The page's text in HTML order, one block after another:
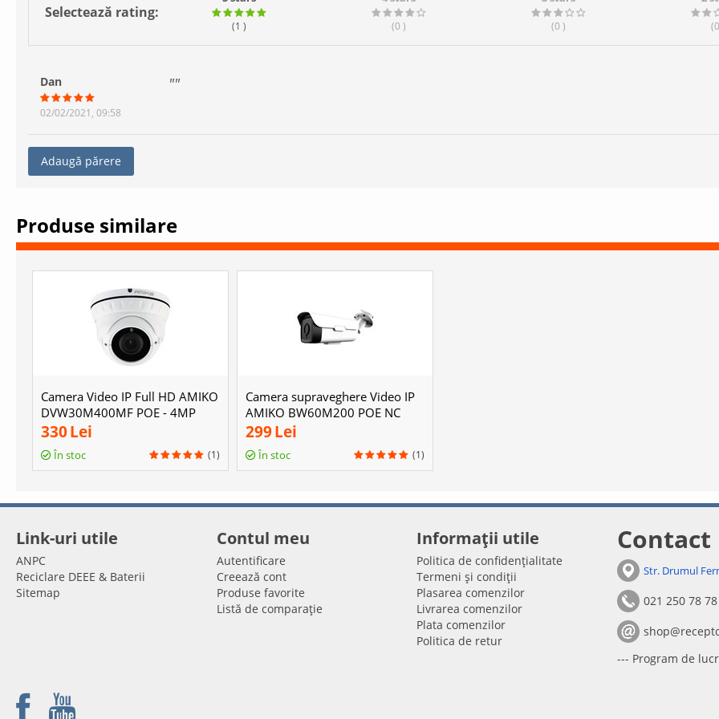
Selectează rating:
(1 ) (0 ) (0 ) (0
Dan
02/02/2021, 09:58
Adaugă părere
Produse similare
Camera Video IP Full HD AMIKO
DVW30M400MF POE - 4MP
330Lei
În stoc (1)
Camera supraveghere Video IP
AMIKO BW60M200 POE NC
299Lei
În stoc (1)
Link-uri utile
ANPC
Reciclare DEEE & Baterii
Sitemap
Contul meu
Autentificare
Creează cont
Produse favorite
Listă de comparație
Informații utile
Politica de confidențialitate
Termeni și condiții
Plasarea comenzilor
Livrarea comenzilor
Plata comenzilor
Politica de retur
Contact
Str. Drumul
021 250 78
--- Program de